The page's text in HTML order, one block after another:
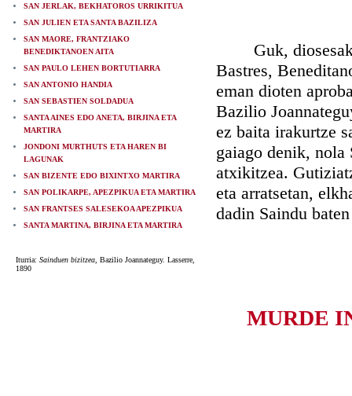
SAN JERLAK, BEKHATOROS URRIKITUA
SAN JULIEN ETA SANTA BAZILIZA
SAN MAORE, FRANTZIAKO
BENEDIKTANOEN AITA
SAN PAULO LEHEN BORTUTIARRA
SAN ANTONIO HANDIA
SAN SEBASTIEN SOLDADUA
SANTA AINES EDO ANETA, BIRJINA ETA
MARTIRA
JONDONI MURTHUTS ETA HAREN BI
LAGUNAK
SAN BIZENTE EDO BIXINTXO MARTIRA
SAN POLIKARPE, APEZPIKUA ETA MARTIRA
SAN FRANTSES SALESEKOA APEZPIKUA
SANTA MARTINA, BIRJINA ETA MARTIRA
Iturria: Sainduen bizitzea , Bazilio Joannateguy. Lasserre,
1890
Guk, diosesako
Bastres,
eman dioten
Bazilio
ez baita irakurtze
gaiago denik, nola
atxikitzea.
eta arratsetan,
dadin Saindu
MURDE